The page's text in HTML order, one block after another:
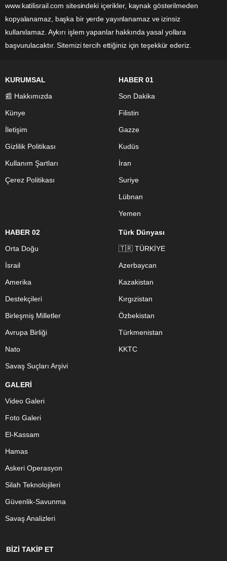
www.katilisrail.com sitesindeki içerikler, kaynak gösterilmeden
kopyalanamaz, başka bir yerde yayınlanamaz ve izinsiz
kullanılamaz. Aykırı işlem yapanlar hakkında yasal yollara
başvurulacaktır. Sitemizi tercih ettiğiniz için teşekkür ederiz.
KURUMSAL
📰 Hakkımızda
Künye
İletişim
Gizlilik Politikası
Kullanım Şartları
Çerez Politikası
HABER 01
Son Dakika
Filistin
Gazze
Kudüs
İran
Suriye
Lübnan
Yemen
HABER 02
Orta Doğu
İsrail
Amerika
Destekçileri
Birleşmiş Milletler
Avrupa Birliği
Nato
Savaş Suçları Arşivi
Türk Dünyası
🇹🇷 TÜRKİYE
Azerbaycan
Kazakistan
Kırgızistan
Özbekistan
Türkmenistan
KKTC
GALERİ
Video Galeri
Foto Galeri
El-Kassam
Hamas
Askeri Operasyon
Silah Teknolojileri
Güvenlik-Savunma
Savaş Analizleri
BİZİ TAKİP ET